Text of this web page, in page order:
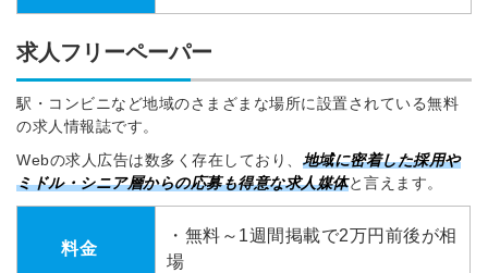
求人フリーペーパー
駅・コンビニなど地域のさまざまな場所に設置されている無料
の求人情報誌です。
Webの求人広告は数多く存在しており、 地域に密着した採用や
ミドル・シニア層からの応募も得意な求人媒体と言えます。
料金
・無料～1週間掲載で2万円前後が相
場